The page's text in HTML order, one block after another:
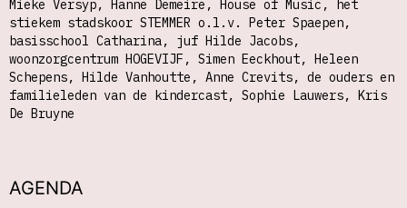
Mieke Versyp, Hanne Demeire, House of Music, het
stiekem stadskoor STEMMER o.l.v. Peter Spaepen,
basisschool Catharina, juf Hilde Jacobs,
woonzorgcentrum HOGEVIJF, Simen Eeckhout, Heleen
Schepens, Hilde Vanhoutte, Anne Crevits, de ouders en
familieleden van de kindercast, Sophie Lauwers, Kris
De Bruyne
AGENDA